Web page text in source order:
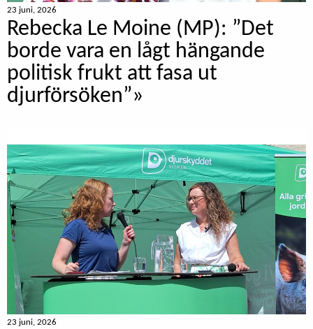
23 juni, 2026
Rebecka Le Moine (MP): ”Det
borde vara en lågt hängande
politisk frukt att fasa ut
djurförsöken”»
23 juni, 2026